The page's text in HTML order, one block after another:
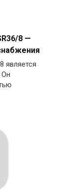
8 —
является
Он